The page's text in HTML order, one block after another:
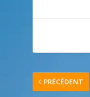
PRÉCÉDENT